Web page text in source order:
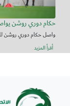
حكام دوري روشن
واصل حكام دوري روشن
أقرأ المزيد